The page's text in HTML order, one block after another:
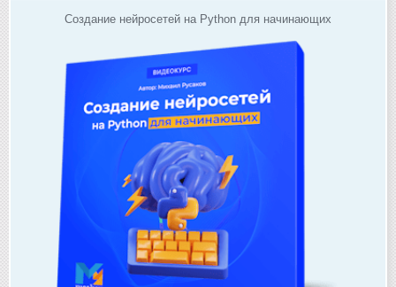
Создание нейросетей на Python для начинающих